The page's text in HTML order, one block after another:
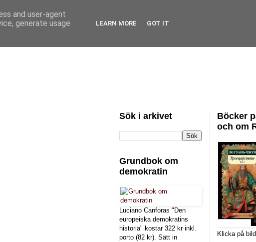
Sök i arkivet
Grundbok om
demokratin
Luciano Canforas "Den
europeiska demokratins
historia" kostar 322 kr inkl.
porto (82 kr). Sätt in
Böcker
och om
Klicka på
and user-agent
generate usage
LEARN MORE GOT IT